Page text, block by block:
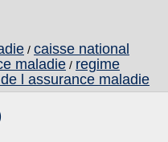
/ caisse national
maladie / regime
l assurance maladie